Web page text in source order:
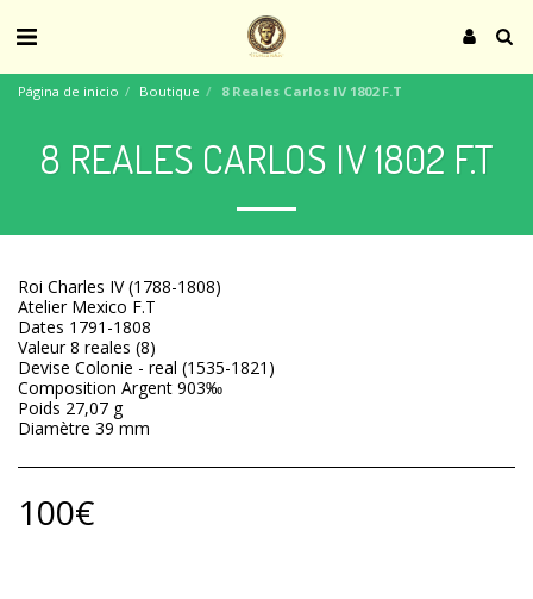
Página de inicio Boutique 8 Reales Carlos IV 1802 F.T
8 REALES CARLOS IV 1802 F.T
Roi Charles IV (1788-1808)
Atelier Mexico F.T
Dates 1791-1808
Valeur 8 reales (8)
Devise Colonie - real (1535-1821)
Composition Argent 903‰
Poids 27,07 g
Diamètre 39 mm
100€